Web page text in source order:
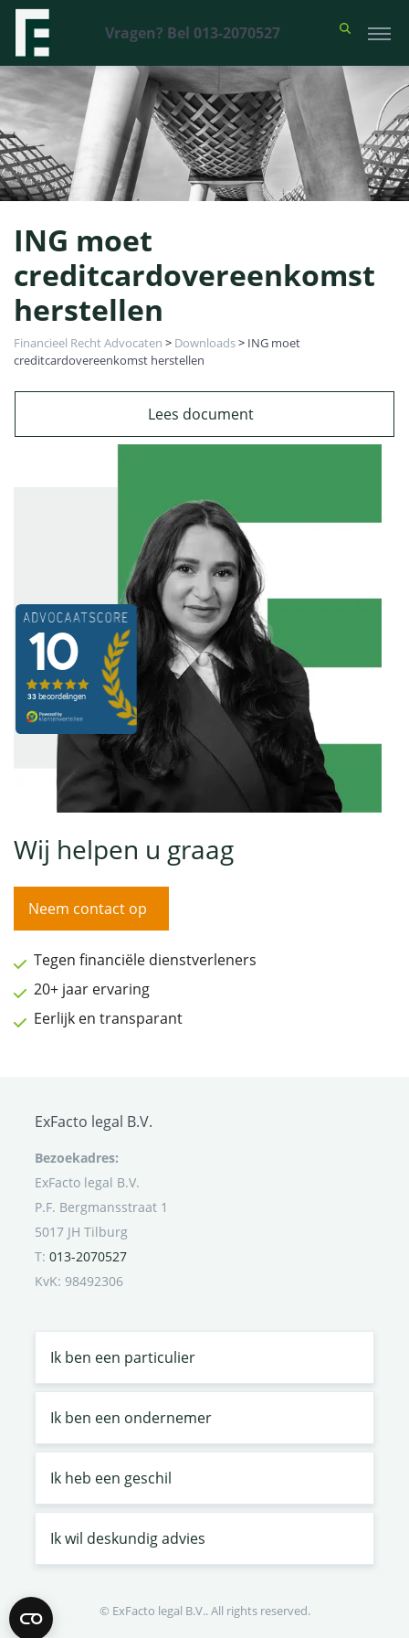
Vragen? Bel 013-2070527
ING moet
creditcardovereenkomst
herstellen
Financieel Recht Advocaten > Downloads> ING moet
creditcardovereenkomst herstellen
Lees document
Wij helpen u graag
Neem contact op
Tegen financiële dienstverleners
20+ jaar ervaring
Eerlijk en transparant
ExFacto legal B.V.
Bezoekadres:
ExFacto legal B.V.
P.F. Bergmansstraat 1
5017 JH Tilburg
T: 013-2070527
KvK: 98492306
Ik ben een particulier
Ik ben een ondernemer
Ik heb een geschil
Ik wil deskundig advies
© ExFacto legal B.V.. All rights reserved.